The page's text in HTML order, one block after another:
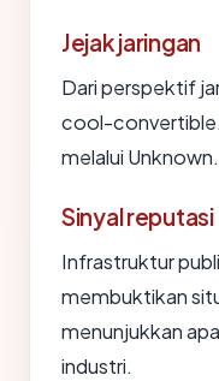
Jejak jaringan
Dari perspektif
cool-
melalui Unknown.
Sinyal reputasi
Infrastruktur
membuktikan
menunjukkan
industri.